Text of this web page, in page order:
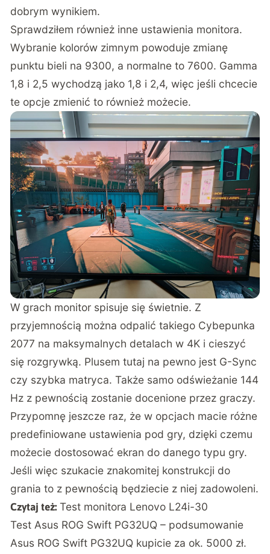
dobrym wynikiem.
Sprawdziłem również inne ustawienia monitora.
Wybranie kolorów zimnym powoduje zmianę
punktu bieli na 9300, a normalne to 7600. Gamma
1,8 i 2,5 wychodzą jako 1,8 i 2,4, więc jeśli chcecie
te opcje zmienić to również możecie.
W grach monitor spisuje się świetnie. Z
przyjemnością można odpalić takiego Cybepunka
2077 na maksymalnych detalach w 4K i cieszyć
się rozgrywką. Plusem tutaj na pewno jest G-Sync
czy szybka matryca. Także samo odświeżanie 144
Hz z pewnością zostanie docenione przez graczy.
Przypomnę jeszcze raz, że w opcjach macie różne
predefiniowane ustawienia pod gry, dzięki czemu
możecie dostosować ekran do danego typu gry.
Jeśli więc szukacie znakomitej konstrukcji do
grania to z pewnością będziecie z niej zadowoleni.
Czytaj też: Test monitora Lenovo L24i-30
Test Asus ROG Swift PG32UQ – podsumowanie
Asus ROG Swift PG32UQ kupicie za ok. 5000 zł.